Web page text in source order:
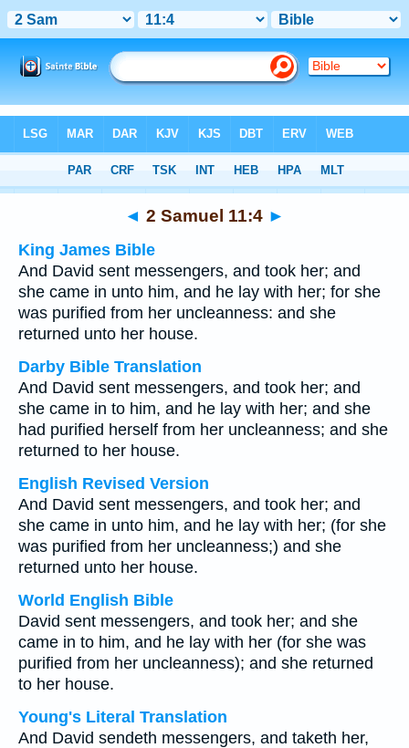
> 2 Samuel 11:4
◄ 2 Samuel 11:4 ►
King James Bible
And David sent messengers, and took her; and
she came in unto him, and he lay with her; for she
was purified from her uncleanness: and she
returned unto her house.
Darby Bible Translation
And David sent messengers, and took her; and
she came in to him, and he lay with her; and she
had purified herself from her uncleanness; and she
returned to her house.
English Revised Version
And David sent messengers, and took her; and
she came in unto him, and he lay with her; (for she
was purified from her uncleanness;) and she
returned unto her house.
World English Bible
David sent messengers, and took her; and she
came in to him, and he lay with her (for she was
purified from her uncleanness); and she returned
to her house.
Young's Literal Translation
And David sendeth messengers, and taketh her,